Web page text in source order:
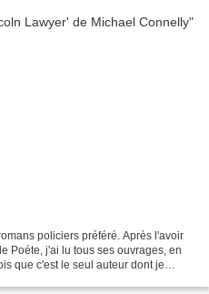
policiers préféré. Après l'avoir
Poéte, j'ai lu tous ses ouvrages, en
que c'est le seul auteur dont je